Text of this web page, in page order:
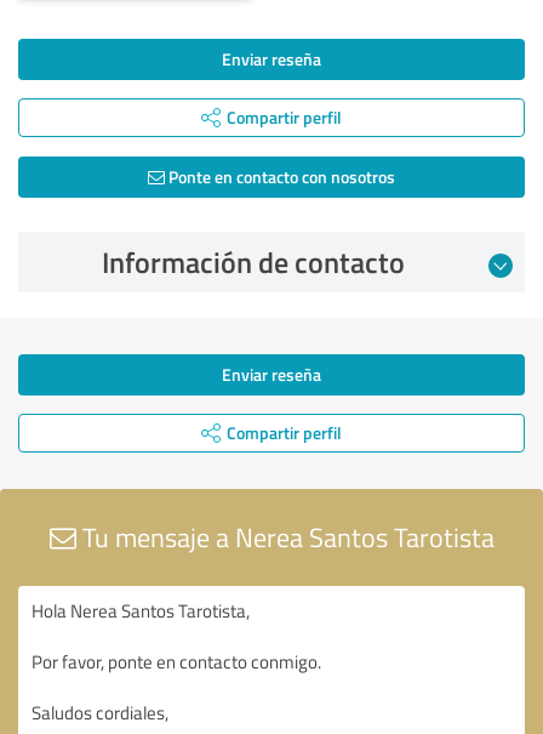
Enviar reseña
Compartir perfil
Ponte en contacto con nosotros
Información de contacto
Enviar reseña
Compartir perfil
Tu mensaje a Nerea Santos Tarotista